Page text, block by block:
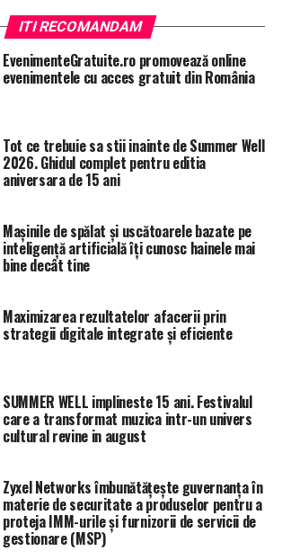
– procuror la Parchetul de pe
Apel Galaţi ,
procuror la DNA Constanţa,
la Parchetul de pe lângă
în prezent delegată la Parchetul
de Apel Constanţa.
Justiţiei anunţa că toţi cei şase
la selecţia pentru ocuparea funcţiei de
au fost declaraţi admişi şi vor
interviurile cu Tudorel Toader.
TEMA: PRIMA
Bucureştiul. Nu mai au loc |
pensii nu vor mai fi plătite! Ce trebuie
primi banii | JiulAZI
ITI RECOMANDAM
EvenimenteGratuite.ro promovează online
evenimentele cu acces gratuit din România
Tot ce trebuie sa stii inainte de Summer Well
2026. Ghidul complet pentru editia
aniversara de 15 ani
Mașinile de spălat și uscătoarele bazate pe
inteligență artificială îți cunosc hainele mai
bine decât tine
Maximizarea rezultatelor afacerii prin
strategii digitale integrate și eficiente
SUMMER WELL implineste 15 ani. Festivalul
care a transformat muzica intr-un univers
cultural revine in august
Zyxel Networks îmbunătățește guvernanța în
materie de securitate a produselor pentru a
proteja IMM-urile și furnizorii de servicii de
gestionare (MSP)